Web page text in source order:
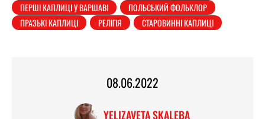
ПЕРШІ КАПЛИЦІ У ВАРШАВІ
ПОЛЬСЬКИЙ ФОЛЬКЛОР
ПРАЗЬКІ КАПЛИЦІ
РЕЛІГІЯ СТАРОВИННІ КАПЛИЦІ
08.06.2022
YELIZAVETA SKALEBA